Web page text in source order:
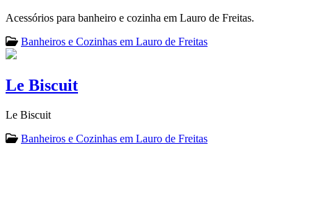
Acessórios para banheiro e cozinha em Lauro de Freitas.
Banheiros e Cozinhas em Lauro de Freitas
Le Biscuit
Le Biscuit
Banheiros e Cozinhas em Lauro de Freitas